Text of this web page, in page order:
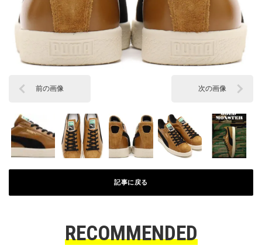
前の画像 次の画像
記事に戻る
RECOMMENDED